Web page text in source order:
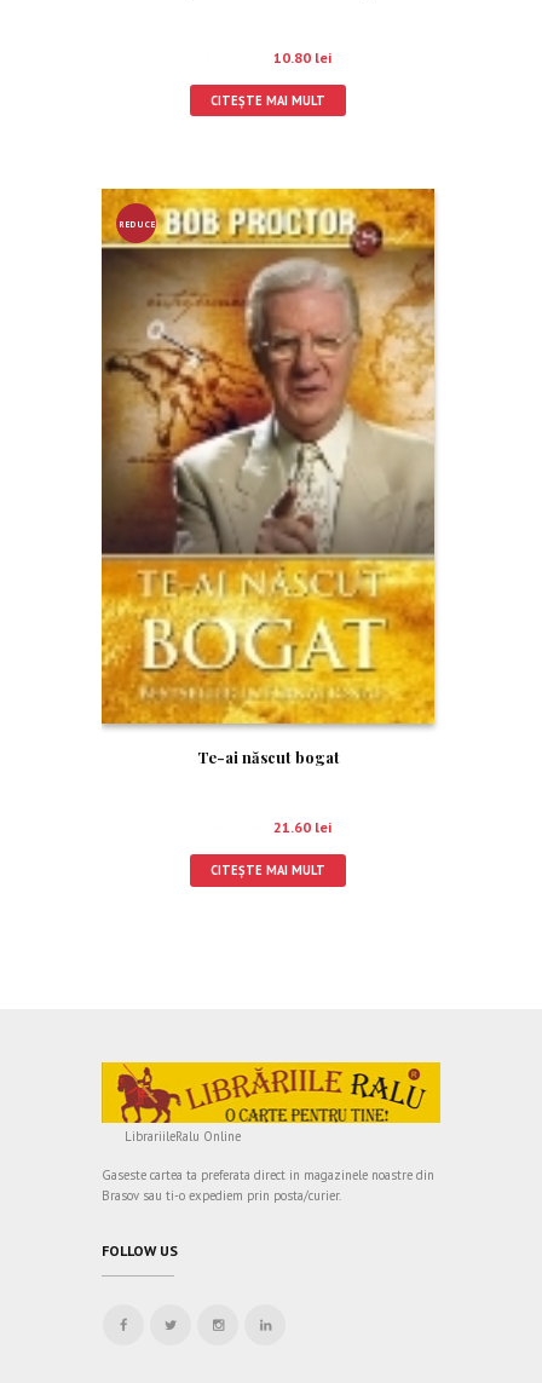
10.80 lei
CITEȘTE MAI MULT
REDUCE
Te-ai născut bogat
21.60 lei
CITEȘTE MAI MULT
LibrariileRalu Online
Gaseste cartea ta preferata direct in magazinele noastre din
Brasov sau ti-o expediem prin posta/curier.
FOLLOW US